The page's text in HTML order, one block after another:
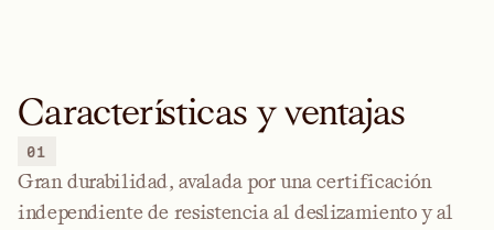
Características y ventajas
01
Gran durabilidad, avalada por una certificación
independiente de resistencia al deslizamiento y al